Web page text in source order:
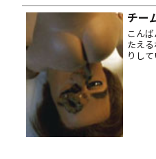
てい
チー
こん
たえ
りし